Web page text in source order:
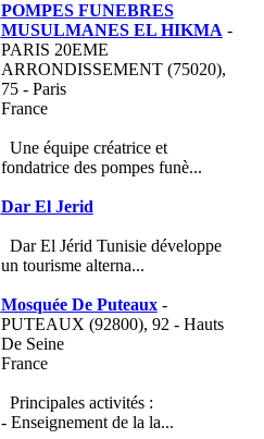
POMPES FUNEBRES
MUSULMANES EL HIKMA -
PARIS 20EME
ARRONDISSEMENT (75020),
75 - Paris
France
Une équipe créatrice et
fondatrice des pompes funè...
Dar El Jerid
Dar El Jérid Tunisie développe
un tourisme alterna...
Mosquée De Puteaux-
PUTEAUX (92800), 92 - Hauts
De Seine
France
Principales activités :
- Enseignement de la la...